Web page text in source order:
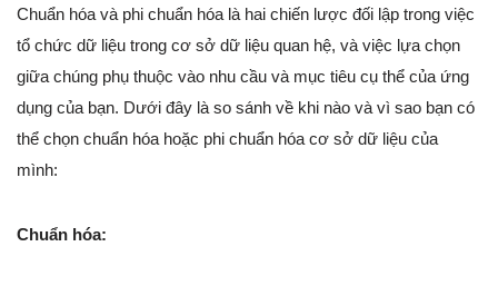
Chuẩn hóa và phi chuẩn hóa là hai chiến lược đối lập trong việc
tổ chức dữ liệu trong cơ sở dữ liệu quan hệ, và việc lựa chọn
giữa chúng phụ thuộc vào nhu cầu và mục tiêu cụ thể của ứng
dụng của bạn. Dưới đây là so sánh về khi nào và vì sao bạn có
thể chọn chuẩn hóa hoặc phi chuẩn hóa cơ sở dữ liệu của
mình:
Chuẩn hóa: